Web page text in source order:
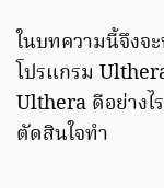
ในบทความนี้จึงจ
โปรแกรม
Ulthera ดีอย่างไ
ตัดสินใจทำ